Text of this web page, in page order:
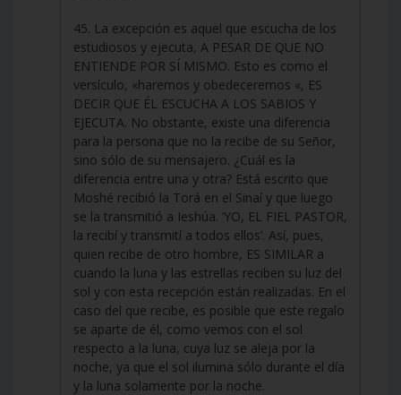
45. La excepción es aquel que escucha de los
estudiosos y ejecuta, A PESAR DE QUE NO
ENTIENDE POR SÍ MISMO. Esto es como el
versículo, «haremos y obedeceremos «, ES
DECIR QUE ÉL ESCUCHA A LOS SABIOS Y
EJECUTA. No obstante, existe una diferencia
para la persona que no la recibe de su Señor,
sino sólo de su mensajero. ¿Cuál es la
diferencia entre una y otra? Está escrito que
Moshé recibió la Torá en el Sinaí y que luego
se la transmitió a Ieshúa. ‘YO, EL FIEL PASTOR,
la recibí y transmití a todos ellos’. Así, pues,
quien recibe de otro hombre, ES SIMILAR a
cuando la luna y las estrellas reciben su luz del
sol y con esta recepción están realizadas. En el
caso del que recibe, es posible que este regalo
se aparte de él, como vemos con el sol
respecto a la luna, cuya luz se aleja por la
noche, ya que el sol ilumina sólo durante el día
y la luna solamente por la noche.